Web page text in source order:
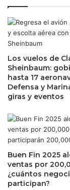
o
r
n
i
v
e
l
e
n
m
s
d
e
u
n
a
ñ
b
o
l
s
a
t
r
a
s
s
p
e
r
a
r
e
x
Los vuelos de
Sheinbaum:
hasta 17
Defensa y
giras y eventos
Buen Fin 2025
ventas por
¿cuántos
participan?